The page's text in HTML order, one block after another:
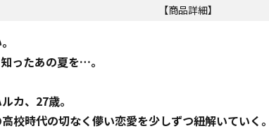
【商品詳細】
ったあの夏を…。
カ、27歳。
時代の切なく儚い恋愛を少しずつ紐解いていく――。